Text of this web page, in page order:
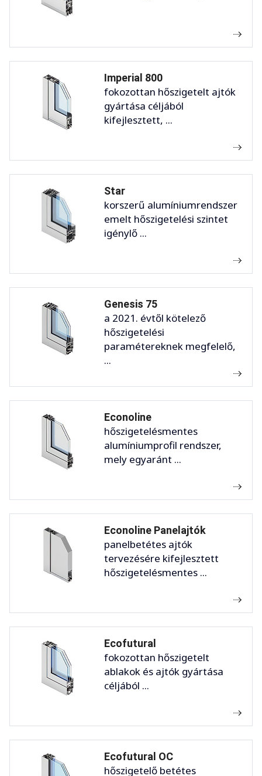
Imperial 800
fokozottan hőszigetelt ajtók
gyártása céljából
kifejlesztett, ...
Star
korszerű alumíniumrendszer
emelt hőszigetelési szintet
igénylő ...
Genesis 75
a 2021. évtől kötelező
hőszigetelési
paramétereknek megfelelő,
...
Econoline
hőszigetelésmentes
alumíniumprofil rendszer,
mely egyaránt ...
Econoline Panelajtók
panelbetétes ajtók
tervezésére kifejlesztett
hőszigetelésmentes ...
Ecofutural
fokozottan hőszigetelt
ablakok és ajtók gyártása
céljából ...
Ecofutural OC
hőszigetelő betétes